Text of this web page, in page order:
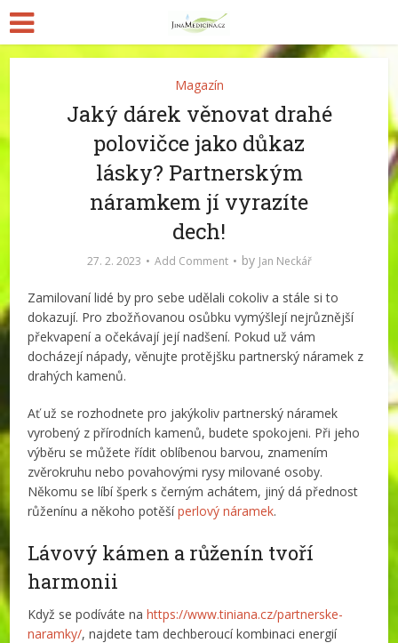
Magazín
Jaký dárek věnovat drahé
polovičce jako důkaz
lásky? Partnerským
náramkem jí vyrazíte
dech!
27. 2. 2023 Add Comment by Jan Neckář
Zamilovaní lidé by pro sebe udělali cokoliv a stále si to
dokazují. Pro zbožňovanou osůbku vymýšlejí nejrůznější
překvapení a očekávají její nadšení. Pokud už vám
docházejí nápady, věnujte protějšku partnerský náramek z
drahých kamenů.
Ať už se rozhodnete pro jakýkoliv partnerský náramek
vyrobený z přírodních kamenů, budete spokojeni. Při jeho
výběru se můžete řídit oblíbenou barvou, znamením
zvěrokruhu nebo povahovými rysy milované osoby.
Někomu se líbí šperk s černým achátem, jiný dá přednost
růženínu a někoho potěšíperlový náramek.
Lávový kámen a růženín tvoří
harmonii
Když se podíváte nahttps://www.tiniana.cz/partnerske-
naramky/, najdete tam dechberoucí kombinaci energií